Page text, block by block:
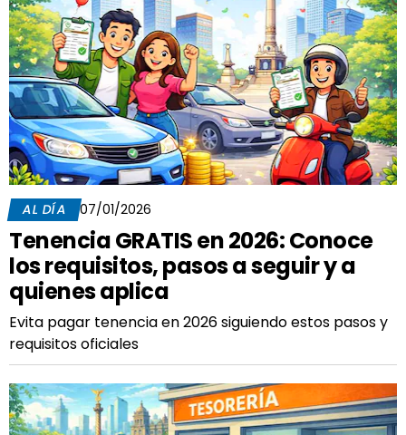
AL DÍA 07/01/2026
Tenencia GRATIS en 2026: Conoce
los requisitos, pasos a seguir y a
quienes aplica
Evita pagar tenencia en 2026 siguiendo estos pasos y
requisitos oficiales